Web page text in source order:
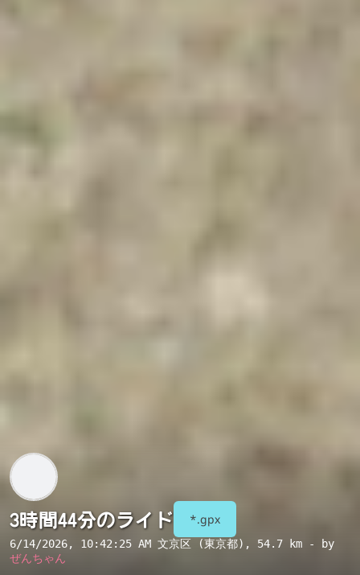
3時間44分のライド *.gpx
6/14/2026, 10:42:25 AM 文京区 (東京都) , 54.7 km - by
ぜんちゃん